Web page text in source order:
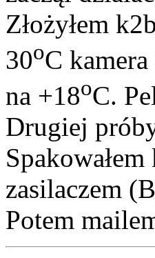
Złożyłem
30oC kamera
na +18oC.
Drugiej
zasilaczem
Potem